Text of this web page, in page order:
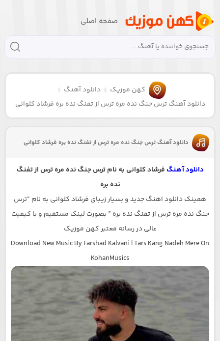
صفحه اصلی
کهن موزیک
دانلود آهنگ
دانلود آهنگ ترس جنگ نده مره ترس از تفنگ نده بره فرشاد کلوانی
دانلود آهنگ ترس جنگ نده مره ترس از تفنگ نده بره فرشاد کلوانی
دانلود آهنگ فرشاد کلوانی به نام ترس جنگ نده مره ترس از تفنگ
نده بره
همینک دانلود اهنگ جدید و بسیار زیبای فرشاد کلوانی به نام “ترس
جنگ نده مره ترس از تفنگ نده بره ” بصورت لینک مستقیم و با کیفیت
عالی در رسانه معتبر کهن موزیک
Download New Music By Farshad Kalvani | Tars Kang Nadeh Mere On
KohanMusics